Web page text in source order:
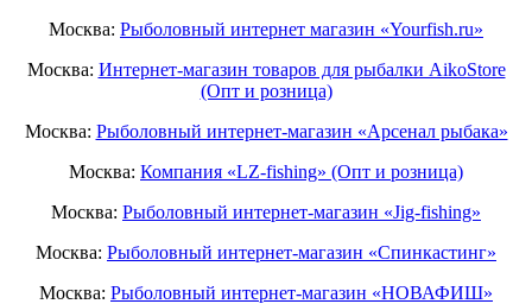
Москва: Рыболовный интернет магазин «Yourfish.ru»
Москва: Интернет-магазин товаров для рыбалки AikoStore
(Опт и розница)
Москва: Рыболовный интернет-магазин «Арсенал рыбака»
Москва: Компания «LZ-fishing» (Опт и розница)
Москва: Рыболовный интернет-магазин «Jig-fishing»
Москва: Рыболовный интернет-магазин «Спинкастинг»
Москва: Рыболовный интернет-магазин «НОВАФИШ»